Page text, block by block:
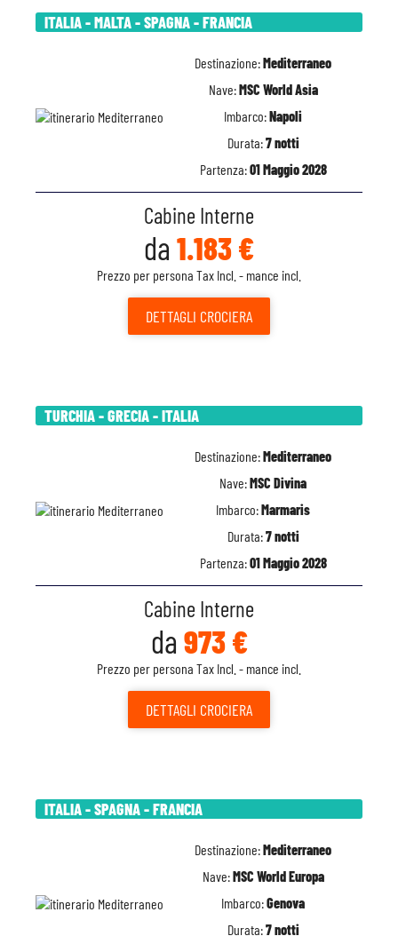
ITALIA - MALTA - SPAGNA - FRANCIA
Destinazione:Mediterraneo
Nave:MSC World Asia
Imbarco:Napoli
Durata:7 notti
Partenza:01 Maggio 2028
Cabine Interne
da 1.183 €
Prezzo per persona Tax Incl. - mance incl.
DETTAGLI CROCIERA
TURCHIA - GRECIA - ITALIA
Destinazione:Mediterraneo
Nave:MSC Divina
Imbarco:Marmaris
Durata:7 notti
Partenza:01 Maggio 2028
Cabine Interne
da 973 €
Prezzo per persona Tax Incl. - mance incl.
DETTAGLI CROCIERA
ITALIA - SPAGNA - FRANCIA
Destinazione:Mediterraneo
Nave:MSC World Europa
Imbarco:Genova
Durata:7 notti